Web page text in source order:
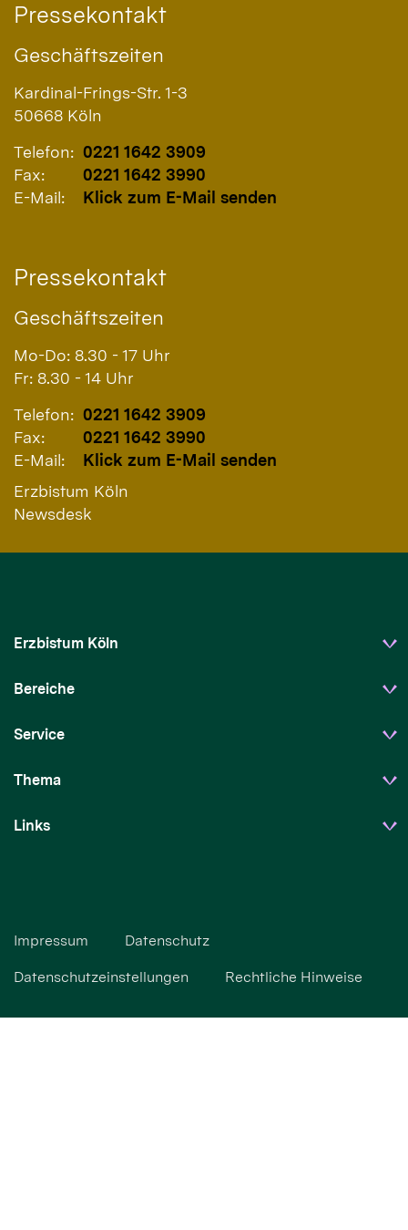
Pressekontakt
Geschäftszeiten
Kardinal-Frings-Str. 1-3
50668 Köln
Telefon: 0221 1642 3909
Fax:
0221 1642 3990
E-Mail:
Klick zum E-Mail senden
Pressekontakt
Geschäftszeiten
Mo-Do: 8.30 - 17 Uhr
Fr: 8.30 - 14 Uhr
Telefon: 0221 1642 3909
Fax:
0221 1642 3990
E-Mail:
Klick zum E-Mail senden
Erzbistum Köln
Newsdesk
Erzbistum Köln
Bereiche
Service
Thema
Links
Impressum Datenschutz
Datenschutzeinstellungen Rechtliche Hinweise